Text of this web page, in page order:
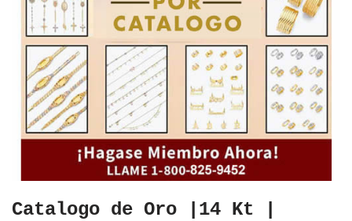
Catalogo de Oro |14 Kt |